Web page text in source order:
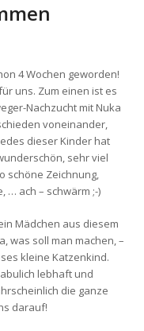
4 Wochen geworden!
uns. Zum einen ist es
Nachzucht mit Nuka
voneinander,
dieser Kinder hat
sehr viel
schöne Zeichnung,
… ach – schwärm ;-)
Mädchen aus diesem
was soll man machen, –
kleine Katzenkind.
lebhaft und
die ganze
darauf!